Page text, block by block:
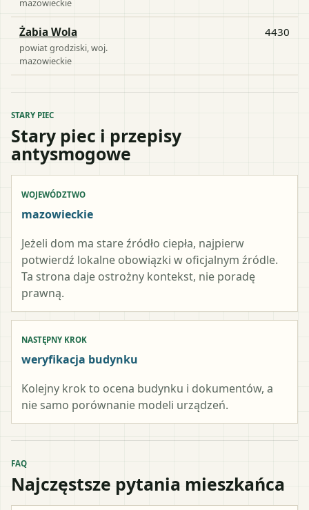
Żabia Wola
powiatgrodziski , woj.
mazowieckie
4430
STARY PIEC
Stary piec i przepisy
antysmogowe
WOJEWÓDZTWO
mazowieckie
Jeżeli dom ma stare źródło ciepła, najpierw
potwierdź lokalne obowiązki w oficjalnym źródle.
Ta strona daje ostrożny kontekst, nie poradę
prawną.
NASTĘPNY KROK
weryfikacja budynku
Kolejny krok to ocena budynku i dokumentów, a
nie samo porównanie modeli urządzeń.
FAQ
Najczęstsze pytania mieszkańca